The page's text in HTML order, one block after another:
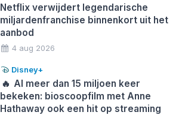
Netflix verwijdert legendarische
miljardenfranchise binnenkort uit het
aanbod
4 aug 2026
Disney+
🔥 Al meer dan 15 miljoen keer
bekeken: bioscoopfilm met Anne
Hathaway ook een hit op streaming